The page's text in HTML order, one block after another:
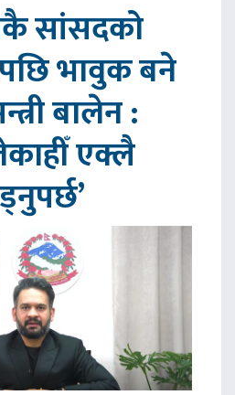
सांसदको
भावुक बने
बालेन :
एक्लै